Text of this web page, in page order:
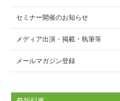
セミナー開催のお知らせ
メディア出演・掲載・執筆等
メールマガジン登録